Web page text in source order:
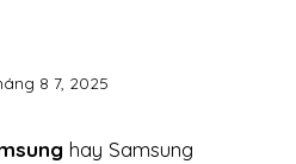
8 7, 2025
hay Samsung